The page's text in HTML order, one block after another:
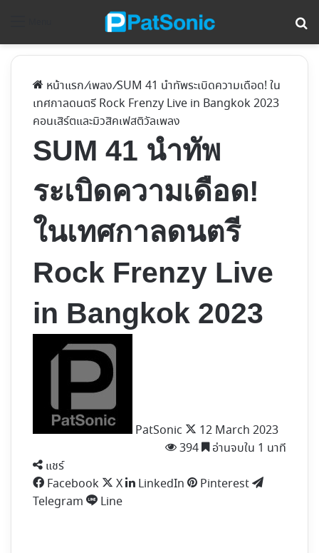
หน้าแรก/เพลง/SUM 41 นำทัพระเบิดความเดือด! ใน
เทศกาลดนตรี Rock Frenzy Live in Bangkok 2023
คอนเสิร์ตและมิวสิคเฟสติวัลเพลง
SUM 41 นำทัพ
ระเบิดความเดือด!
ในเทศกาลดนตรี
Rock Frenzy Live
in Bangkok 2023
PatSonic
12 March 2023
394
อ่านจบใน 1 นาที
แชร์
Facebook
X LinkedIn
Pinterest
Telegram
Line